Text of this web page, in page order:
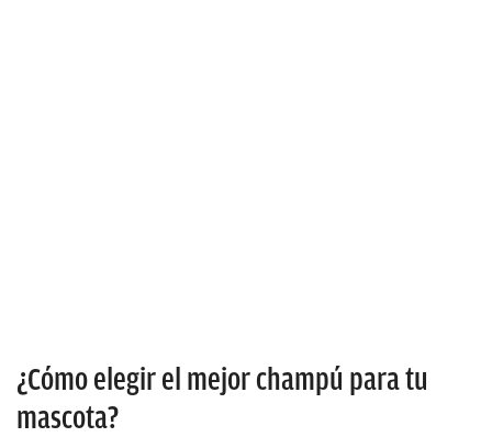
¿Cómo elegir el mejor champú para tu
mascota?